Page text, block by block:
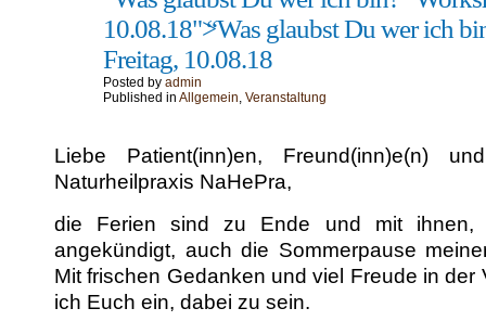
10.08.18">
“Was glaubst Du wer ich
Freitag, 10.08.18
Posted by admin
Published in Allgemein, Veranstaltung
Liebe Patient(inn)en, Freund(inn)e(n)
Naturheil­prax­is NaHePra,
die Ferien sind zu Ende und mit
angekündigt, auch die Som­mer­pause
Mit frischen Gedanken und viel Freude in der
ich Euch ein, dabei zu sein.